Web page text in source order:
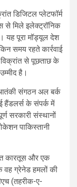
डिजिटल प्लेटफॉर्म
से मिले इलेक्ट्रॉनिक
यह पूरा मॉड्यूल देश
समय रहते कार्रवाई
से पूछताछ के
है।
आतंकी संगठन अल बर्क
के संपर्क में
सरकारी संस्थानों
पाकिस्तानी
कारतूस और एक
वह ग्रेनेड हमलों की
(तहरीक-ए-